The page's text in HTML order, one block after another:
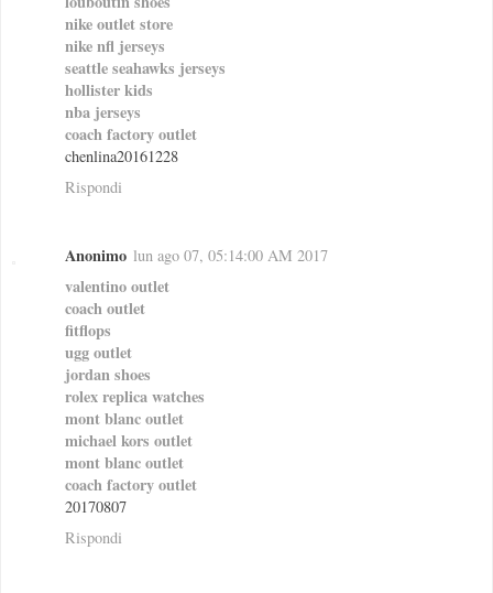
nike outlet store
nike nfl jerseys
seattle seahawks jerseys
hollister kids
nba jerseys
coach factory outlet
chenlina20161228
Rispondi
Anonimo lun ago 07, 05:14:00 AM 2017
valentino outlet
coach outlet
fitflops
ugg outlet
jordan shoes
rolex replica watches
mont blanc outlet
michael kors outlet
mont blanc outlet
coach factory outlet
20170807
Rispondi